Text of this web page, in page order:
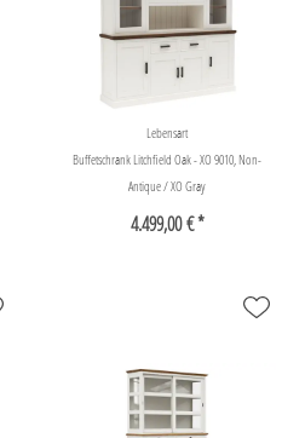
Lebensart
Buffetschrank Litchfield Oak - XO 9010, Non-
Antique / XO Gray
4.499,00 € *